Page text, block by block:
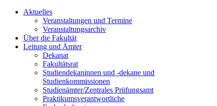
Aktuelles
Veranstaltungen und Termine
Veranstaltungsarchiv
Über die Fakultät
Leitung und Ämter
Dekanat
Fakultätsrat
Studiendekaninnen und -dekane und
Studienkommissionen
Studienämter/Zentrales Prüfungsamt
Praktikumsverantwortliche